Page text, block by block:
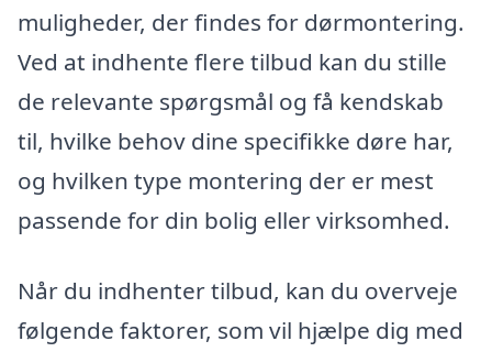
muligheder, der findes for dørmontering.
Ved at indhente flere tilbud kan du stille
de relevante spørgsmål og få kendskab
til, hvilke behov dine specifikke døre har,
og hvilken type montering der er mest
passende for din bolig eller virksomhed.
Når du indhenter tilbud, kan du overveje
følgende faktorer, som vil hjælpe dig med